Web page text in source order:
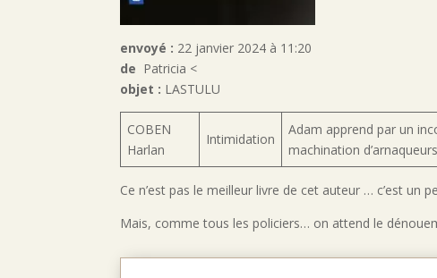
envoyé : 22 janvier 2024 à 11:20
de Patricia <
objet : LASTULU
COBEN
Harlan
Intimidation
Adam apprend par un
machination
Ce n’est pas le meilleur livre de cet auteur … c’est un
Mais, comme tous les policiers… on attend le